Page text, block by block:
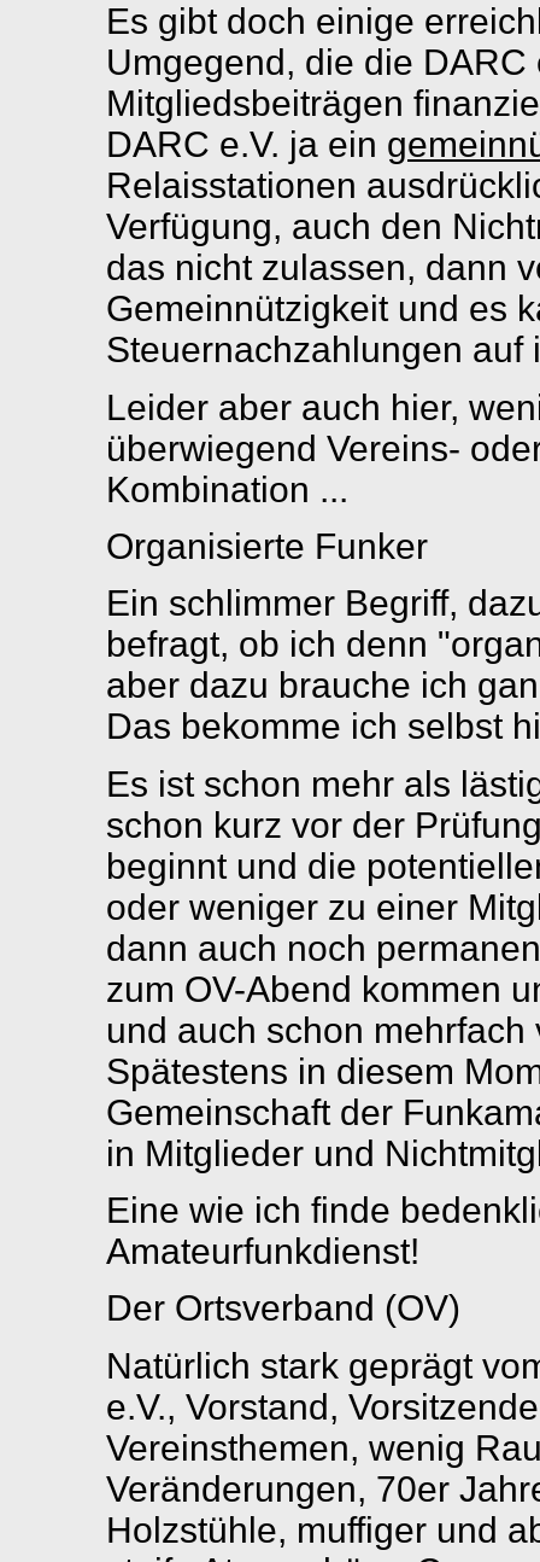
Es gibt doch einige
Umgegend, die die
Mitgliedsbeiträgen
DARC e.V. ja ein
Relaisstationen
Verfügung, auch den
das nicht zulassen, dann
Gemeinnützigkeit und es
Steuernachzahlungen auf
Leider aber auch hier,
überwiegend Vereins-
Kombination ...
Organisierte Funker
Ein schlimmer Begriff,
befragt, ob ich denn
aber dazu brauche ich
Das bekomme ich selbst
Es ist schon mehr als
schon kurz vor der
beginnt und die
oder weniger zu einer
dann auch noch
zum OV-Abend kommen
und auch schon
Spätestens in diesem
Gemeinschaft der
in Mitglieder und
Eine wie ich finde
Amateurfunkdienst!
Der Ortsverband (OV)
Natürlich stark geprägt
e.V., Vorstand,
Vereinsthemen, wenig
Veränderungen, 70er
Holzstühle, muffiger und